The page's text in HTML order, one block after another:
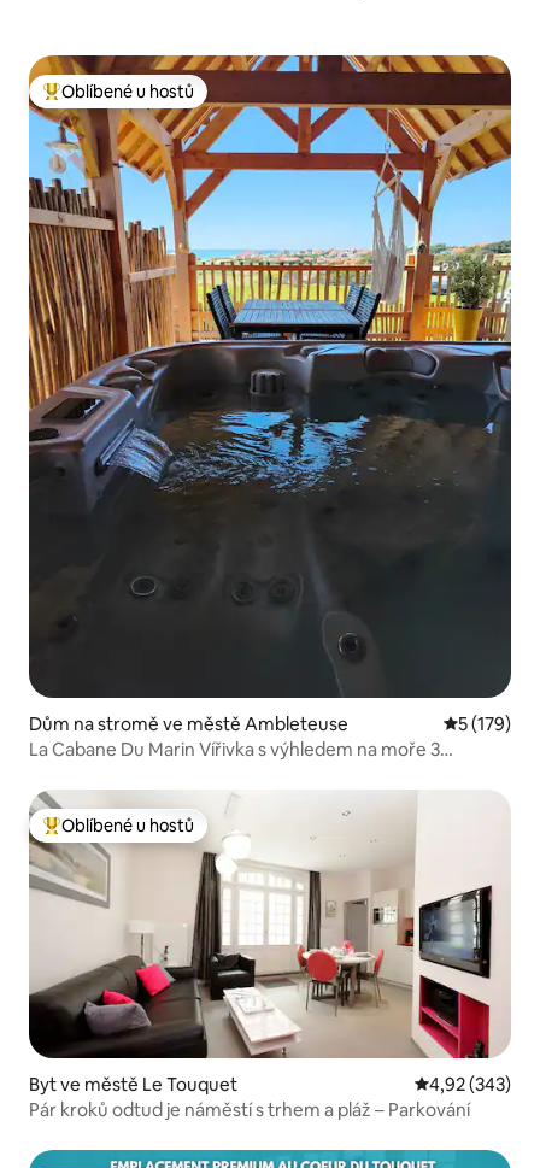
Nejlepší v kategorii Oblíbené u hostů
Oblíbené u hostů
Dům na stromě ve městě Ambleteuse Průměrné
5 (179)
La Cabane Du Marin Vířivka s výhledem na moře 3
Nejlepší v kategorii Oblíbené u hostů
Oblíbené u hostů
Byt ve městě Le Touquet Průměrné
4,92 (343)
Pár kroků odtud je náměstí s trhem a pláž – Parkování